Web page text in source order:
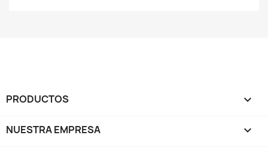
PRODUCTOS 
NUESTRA EMPRESA 